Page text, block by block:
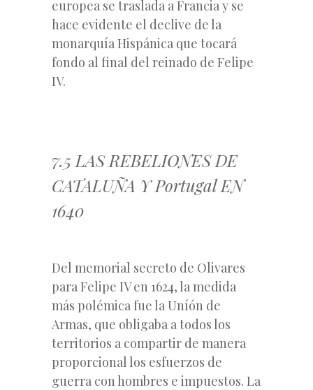
europea se traslada a Francia y se
hace evidente el declive de la
monarquía Hispánica que tocará
fondo al final del reinado de Felipe
IV.
7.5 LAS REBELIONES DE
CATALUÑA Y Portugal EN
1640
Del memorial secreto de Olivares
para Felipe IV en 1624, la medida
más polémica fue la Uníón de
Armas, que obligaba a todos los
territorios a compartir de manera
proporcional los esfuerzos de
guerra con hombres e impuestos. La